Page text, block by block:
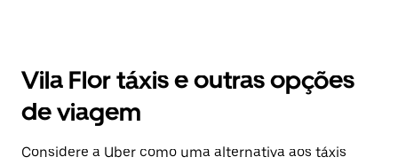
Vila Flor táxis e outras opções
de viagem
Considere a Uber como uma alternativa aos táxis